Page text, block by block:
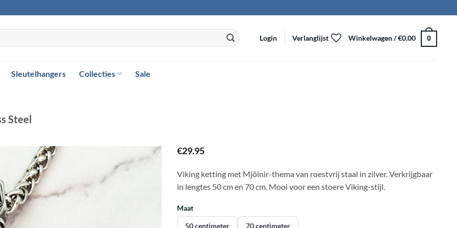
Login Verlanglijst Winkelwagen /€0.00 0
Sleutelhangers Collecties Sale
Steel
€29.95
Viking ketting met Mjölnir-thema van roestvrij staal in zilver. Verkrijgbaar
in lengtes 50 cm en 70 cm. Mooi voor een stoere Viking-stijl.
Maat
50 centimeter 70 centimeter